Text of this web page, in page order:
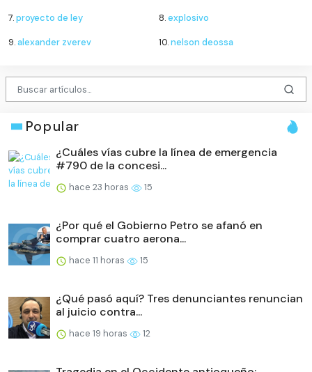
7.proyecto de ley 8.explosivo
9.alexander zverev 10.nelson deossa
Popular
¿Cuáles vías cubre la línea de emergencia
#790 de la concesi...
hace 23 horas 15
¿Por qué el Gobierno Petro se afanó en
comprar cuatro aerona...
hace 11 horas 15
¿Qué pasó aquí? Tres denunciantes renuncian
al juicio contra...
hace 19 horas 12